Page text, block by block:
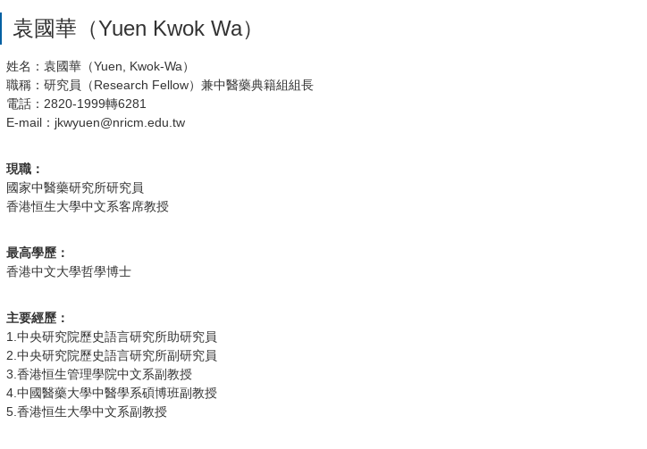
袁國華（Yuen Kwok Wa）
姓名：袁國華（Yuen, Kwok-Wa）
職稱：研究員（Research Fellow）兼中醫藥典籍組組長
電話：2820-1999轉6281
E-mail：jkwyuen@nricm.edu.tw
現職：
國家中醫藥研究所研究員
香港恒生大學中文系客席教授
最高學歷：
香港中文大學哲學博士
主要經歷：
1.中央研究院歷史語言研究所助研究員
2.中央研究院歷史語言研究所副研究員
3.香港恒生管理學院中文系副教授
4.中國醫藥大學中醫學系碩博班副教授
5.香港恒生大學中文系副教授